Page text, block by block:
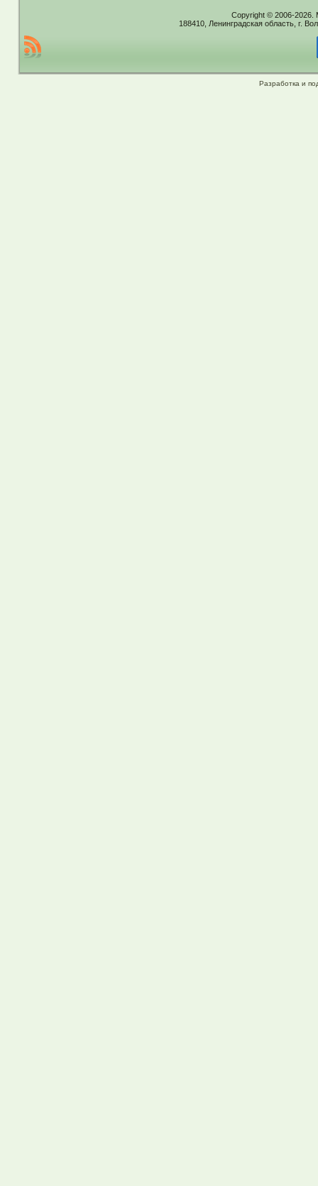
Copyright © 2006-2026.
188410, Ленинградская область, г.
Разработка и